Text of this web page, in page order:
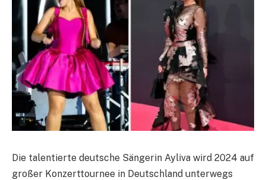
Die talentierte deutsche Sängerin Ayliva wird 2024 auf
großer Konzerttournee in Deutschland unterwegs